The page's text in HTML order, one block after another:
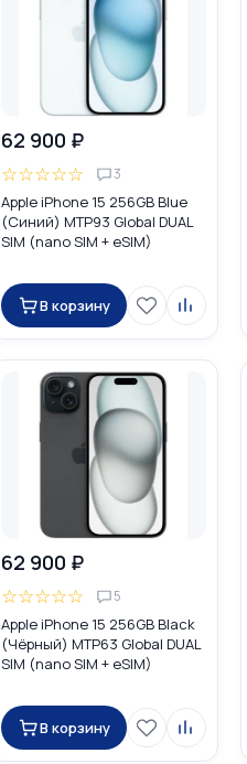
62 900 ₽
☆☆☆☆☆ 3
Apple iPhone 15 256GB Blue
(Синий) MTP93 Global DUAL
SIM (nano SIM + eSIM)
В корзину
62 900 ₽
☆☆☆☆☆ 5
Apple iPhone 15 256GB Black
(Чёрный) MTP63 Global DUAL
SIM (nano SIM + eSIM)
В корзину